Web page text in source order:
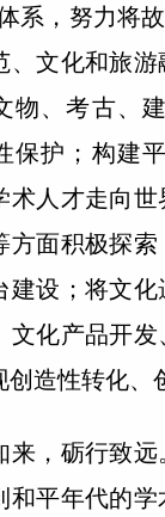
系，努力将
、文化和旅
物、考古、
保护；构建
术人才走向
方面积极探
建设；将文
文化产品开
造性转化、
砺行致远
和平年代的